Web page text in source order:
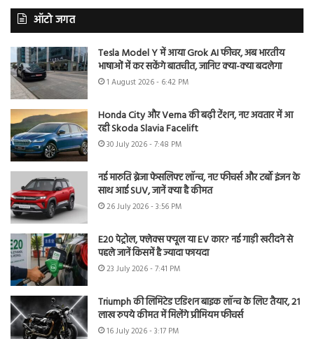
ऑटो जगत
Tesla Model Y में आया Grok AI फीचर, अब भारतीय
भाषाओं में कर सकेंगे बातचीत, जानिए क्या-क्या बदलेगा
1 August 2026 - 6:42 PM
Honda City और Verna की बढ़ी टेंशन, नए अवतार में आ
रही Skoda Slavia Facelift
30 July 2026 - 7:48 PM
नई मारुति ब्रेजा फेसलिफ्ट लॉन्च, नए फीचर्स और टर्बो इंजन के
साथ आई SUV, जानें क्या है कीमत
26 July 2026 - 3:56 PM
E20 पेट्रोल, फ्लेक्स फ्यूल या EV कार? नई गाड़ी खरीदने से
पहले जानें किसमें है ज्यादा फायदा
23 July 2026 - 7:41 PM
Triumph की लिमिटेड एडिशन बाइक लॉन्च के लिए तैयार, 21
लाख रुपये कीमत में मिलेंगे प्रीमियम फीचर्स
16 July 2026 - 3:17 PM